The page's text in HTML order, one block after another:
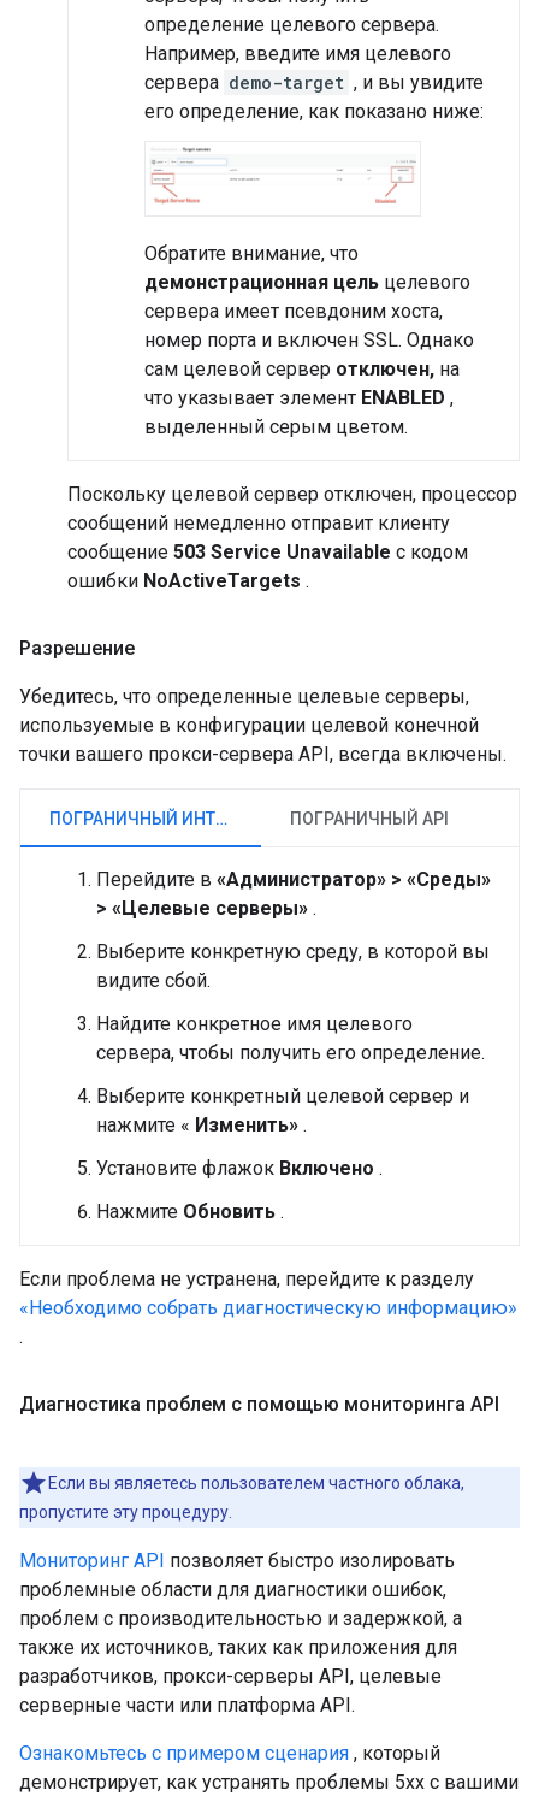
определение целевого сервера.
Например, введите имя целевого
сервера demo-target , и вы увидите
его определение, как показано ниже:
Обратите внимание, что
демонстрационная цель целевого
сервера имеет псевдоним хоста,
номер порта и включен SSL. Однако
сам целевой сервер отключен, на
что указывает элемент ENABLED ,
выделенный серым цветом.
Поскольку целевой сервер отключен, процессор
сообщений немедленно отправит клиенту
сообщение 503 Service Unavailable с кодом
ошибки NoActiveTargets .
Разрешение
Убедитесь, что определенные целевые серверы,
используемые в конфигурации целевой конечной
точки вашего прокси-сервера API, всегда включены.
ПОГРАНИЧНЫЙ ИНТЕРФЕЙС ПОГРАНИЧНЫЙ API
Перейдите в «Администратор» > «Среды»
> «Целевые серверы» .
Выберите конкретную среду, в которой вы
видите сбой.
Найдите конкретное имя целевого
сервера, чтобы получить его определение.
Выберите конкретный целевой сервер и
нажмите « Изменить» .
Установите флажок Включено .
Нажмите Обновить .
Если проблема не устранена, перейдите к разделу
«Необходимо собрать диагностическую информацию»
.
Диагностика проблем с помощью мониторинга API
Если вы являетесь пользователем частного облака,
пропустите эту процедуру.
Мониторинг API позволяет быстро изолировать
проблемные области для диагностики ошибок,
проблем с производительностью и задержкой, а
также их источников, таких как приложения для
разработчиков, прокси-серверы API, целевые
серверные части или платформа API.
Ознакомьтесь с примером сценария , который
демонстрирует, как устранять проблемы 5xx с вашими